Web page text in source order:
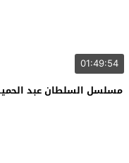
01:49:54
مسلسل السلطان عبد الحميد